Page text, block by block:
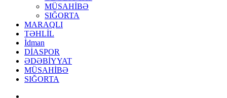
MÜSAHİBƏ
SIĞORTA
MARAQLI
TƏHLİL
İdman
DİASPOR
ƏDƏBİYYAT
MÜSAHİBƏ
SIĞORTA